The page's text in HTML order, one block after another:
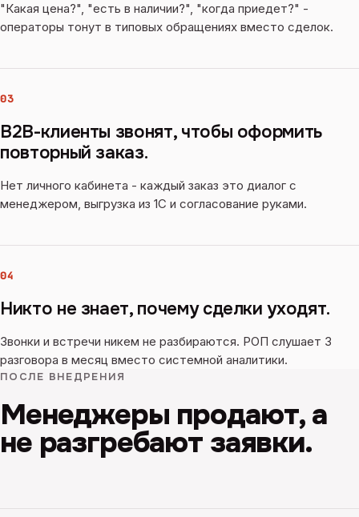
"Какая цена?", "есть в наличии?", "когда приедет?" -
операторы тонут в типовых обращениях вместо сделок.
03
B2B-клиенты звонят, чтобы оформить
повторный заказ.
Нет личного кабинета - каждый заказ это диалог с
менеджером, выгрузка из 1С и согласование руками.
04
Никто не знает, почему сделки уходят.
Звонки и встречи никем не разбираются. РОП слушает 3
разговора в месяц вместо системной аналитики.
ПОСЛЕ ВНЕДРЕНИЯ
Менеджеры продают, а
не разгребают заявки.